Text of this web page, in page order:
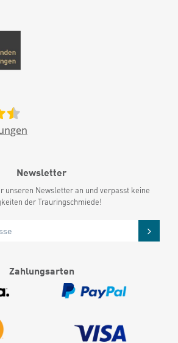
Newsletter
unseren Newsletter an und verpasst keine
der Trauringschmiede!
Zahlungsarten